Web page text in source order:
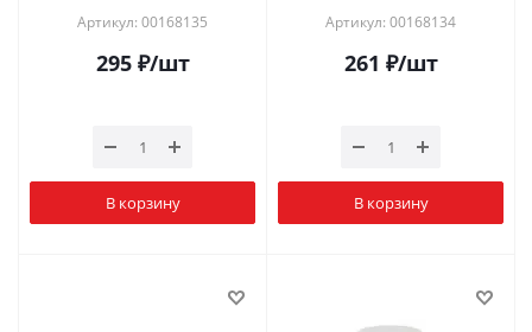
Артикул: 00168135
295₽/шт
В корзину
Артикул: 00168134
261 ₽/шт
В корзину